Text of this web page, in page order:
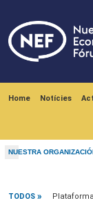
Home Notícies
NUESTRA
TODOS